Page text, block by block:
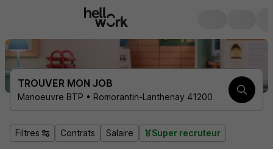
TROUVER MON JOB
Manoeuvre BTP • Romorantin-Lanthenay 41200
Filtres Contrats Salaire Super recruteur